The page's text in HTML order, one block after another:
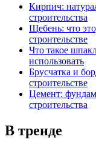
Кирпич:
строительства
Щебень: что
строительстве
Что такое
использовать
Брусчатка и
строительстве
Цемент:
строительства
В тренде